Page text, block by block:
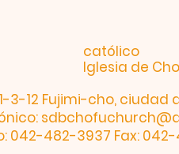
católico
Iglesia de
3-12 Fujimi-cho, ciudad
042-482-3937 Fax: